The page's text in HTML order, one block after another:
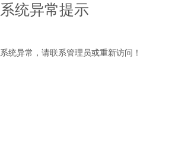
系统异常提示
系统异常，请联系管理员或重新访问！